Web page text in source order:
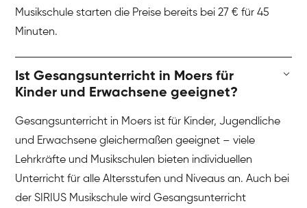
Musikschule starten die Preise bereits bei 27 € für 45
Minuten.
Ist Gesangsunterricht in Moers für
Kinder und Erwachsene geeignet?
Gesangsunterricht in Moers ist für Kinder, Jugendliche
und Erwachsene gleichermaßen geeignet – viele
Lehrkräfte und Musikschulen bieten individuellen
Unterricht für alle Altersstufen und Niveaus an. Auch bei
der SIRIUS Musikschule wird Gesangsunterricht